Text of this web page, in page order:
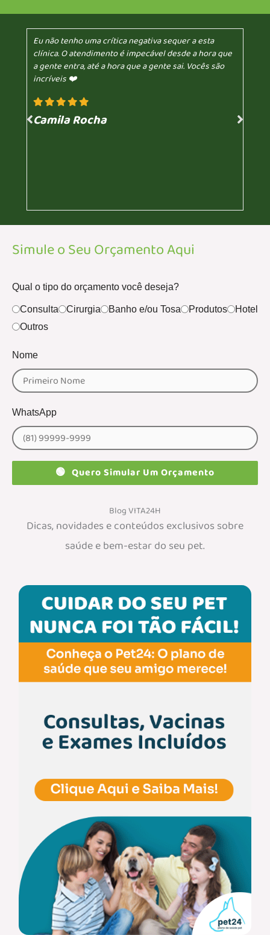
Eu não tenho uma crítica negativa sequer a esta
clínica. O atendimento é impecável desde a hora que
a gente entra, até a hora que a gente sai. Vocês são
incríveis ❤️
Camila Rocha
Simule o Seu Orçamento Aqui
Qual o tipo do orçamento você deseja?
Consulta Cirurgia Banho e/ou Tosa Produtos
Hotel
Outros
Nome
WhatsApp
🟢 Quero Simular Um Orçamento
Blog VITA24H
Dicas, novidades e conteúdos exclusivos sobre
saúde e bem-estar do seu pet.